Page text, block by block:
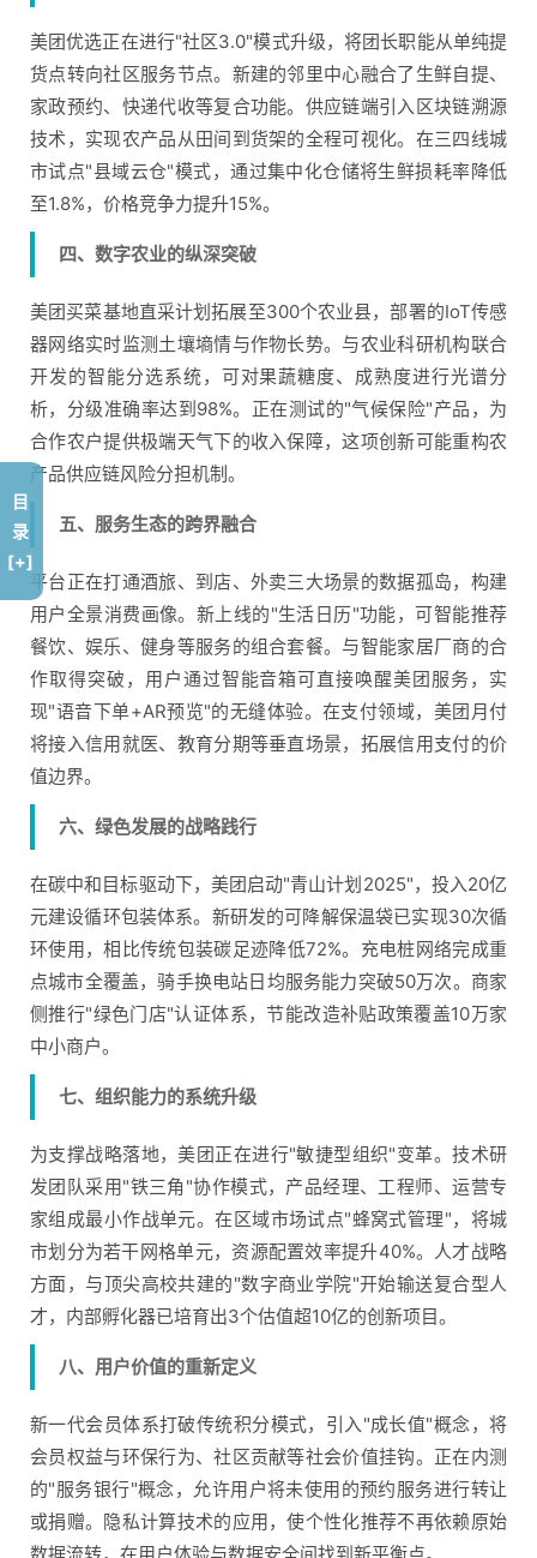
美团优选正在进行"社区3.0"模式升级，将团长职能从单纯提
货点转向社区服务节点。新建的邻里中心融合了生鲜自提、
家政预约、快递代收等复合功能。供应链端引入区块链溯源
技术，实现农产品从田间到货架的全程可视化。在三四线城
市试点"县域云仓"模式，通过集中化仓储将生鲜损耗率降低
至1.8%，价格竞争力提升15%。
四、数字农业的纵深突破
美团买菜基地直采计划拓展至300个农业县，部署的IoT传感
器网络实时监测土壤墒情与作物长势。与农业科研机构联合
开发的智能分选系统，可对果蔬糖度、成熟度进行光谱分
析，分级准确率达到98%。正在测试的"气候保险"产品，为
合作农户提供极端天气下的收入保障，这项创新可能重构农
产品供应链风险分担机制。
五、服务生态的跨界融合
平台正在打通酒旅、到店、外卖三大场景的数据孤岛，构建
用户全景消费画像。新上线的"生活日历"功能，可智能推荐
餐饮、娱乐、健身等服务的组合套餐。与智能家居厂商的合
作取得突破，用户通过智能音箱可直接唤醒美团服务，实
现"语音下单+AR预览"的无缝体验。在支付领域，美团月付
将接入信用就医、教育分期等垂直场景，拓展信用支付的价
值边界。
六、绿色发展的战略践行
在碳中和目标驱动下，美团启动"青山计划2025"，投入20亿
元建设循环包装体系。新研发的可降解保温袋已实现30次循
环使用，相比传统包装碳足迹降低72%。充电桩网络完成重
点城市全覆盖，骑手换电站日均服务能力突破50万次。商家
侧推行"绿色门店"认证体系，节能改造补贴政策覆盖10万家
中小商户。
七、组织能力的系统升级
为支撑战略落地，美团正在进行"敏捷型组织"变革。技术研
发团队采用"铁三角"协作模式，产品经理、工程师、运营专
家组成最小作战单元。在区域市场试点"蜂窝式管理"，将城
市划分为若干网格单元，资源配置效率提升40%。人才战略
方面，与顶尖高校共建的"数字商业学院"开始输送复合型人
才，内部孵化器已培育出3个估值超10亿的创新项目。
八、用户价值的重新定义
新一代会员体系打破传统积分模式，引入"成长值"概念，将
会员权益与环保行为、社区贡献等社会价值挂钩。正在内测
的"服务银行"概念，允许用户将未使用的预约服务进行转让
或捐赠。隐私计算技术的应用，使个性化推荐不再依赖原始
目
录
[+]